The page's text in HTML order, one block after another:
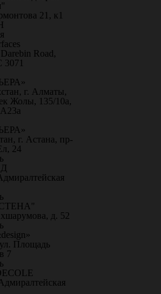
21, к1
Road,
3071
г. Алматы,
Жолы, 135/10а,
г. Астана, пр-
24
СТЕНА"
д. 52
Площадь
7